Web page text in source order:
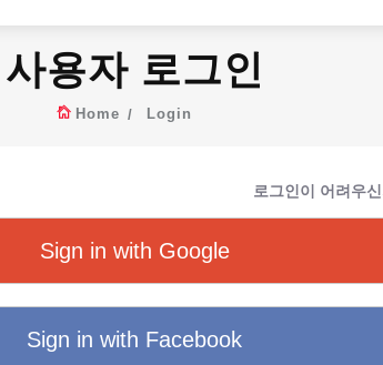
사용자 로그인
Home Login
로그인이 어려우
Sign in with Google
Sign in with Facebook